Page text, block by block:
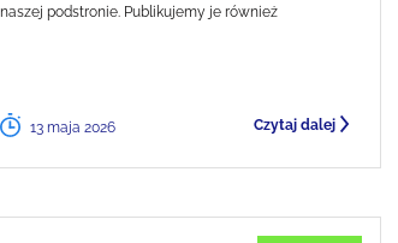
naszej podstronie. Publikujemy je również
13 maja 2026 Czytaj dalej